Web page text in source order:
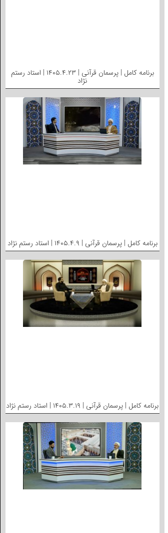
برنامه کامل | پرسمان قرآنی | ۱۴۰۵.۴.۲۳ | استاد رستم
نژاد
برنامه کامل | پرسمان قرآنی | ۱۴۰۵.۴.۹ | استاد رستم نژاد
برنامه کامل | پرسمان قرآنی | ۱۴۰۵.۳.۱۹ | استاد رستم نژاد